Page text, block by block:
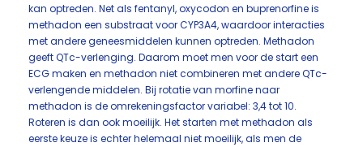
kan optreden. Net als fentanyl, oxycodon en buprenorfine is
methadon een substraat voor CYP3A4, waardoor interacties
met andere geneesmiddelen kunnen optreden. Methadon
geeft QTc-verlenging. Daarom moet men voor de start een
ECG maken en methadon niet combineren met andere QTc-
verlengende middelen. Bij rotatie van morfine naar
methadon is de omrekeningsfactor variabel: 3,4 tot 10.
Roteren is dan ook moeilijk. Het starten met methadon als
eerste keuze is echter helemaal niet moeilijk, als men de